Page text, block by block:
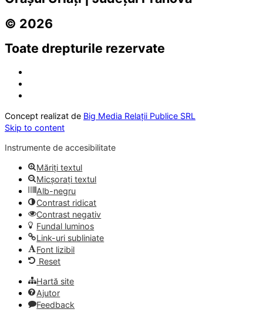
© 2026
Toate drepturile rezervate
Concept realizat de Big Media Relații Publice SRL
Skip to content
Instrumente de accesibilitate
Măriți textul
Micșorați textul
Alb-negru
Contrast ridicat
Contrast negativ
Fundal luminos
Link-uri subliniate
Font lizibil
Reset
Hartă site
Ajutor
Feedback